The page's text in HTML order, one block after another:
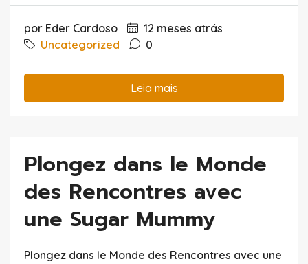
por Eder Cardoso
12 meses atrás
Uncategorized
0
Leia mais
Plongez dans le Monde
des Rencontres avec
une Sugar Mummy
Plongez dans le Monde des Rencontres avec une